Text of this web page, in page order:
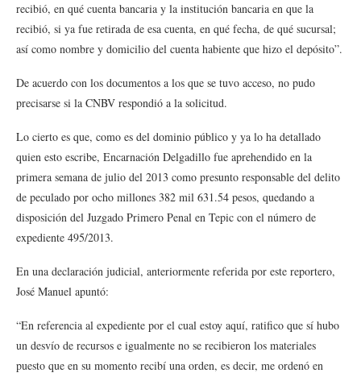
recibió, en qué cuenta bancaria y la institución bancaria en que la
recibió, si ya fue retirada de esa cuenta, en qué fecha, de qué sucursal;
así como nombre y domicilio del cuenta habiente que hizo el depósito”.
De acuerdo con los documentos a los que se tuvo acceso, no pudo
precisarse si la CNBV respondió a la solicitud.
Lo cierto es que, como es del dominio público y ya lo ha detallado
quien esto escribe, Encarnación Delgadillo fue aprehendido en la
primera semana de julio del 2013 como presunto responsable del delito
de peculado por ocho millones 382 mil 631.54 pesos, quedando a
disposición del Juzgado Primero Penal en Tepic con el número de
expediente 495/2013.
En una declaración judicial, anteriormente referida por este reportero,
José Manuel apuntó:
“En referencia al expediente por el cual estoy aquí, ratifico que sí hubo
un desvío de recursos e igualmente no se recibieron los materiales
puesto que en su momento recibí una orden, es decir, me ordenó en